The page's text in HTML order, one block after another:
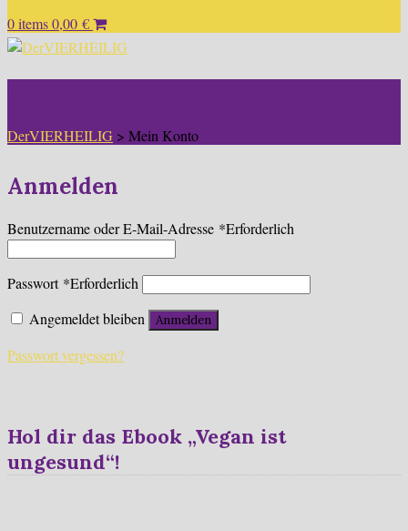
0 items0,00 €
DerVIERHEILIG > Mein Konto
Anmelden
Benutzername oder E-Mail-Adresse *Erforderlich
Passwort *Erforderlich
Angemeldet bleiben
Anmelden
Passwort vergessen?
Hol dir das Ebook „Vegan ist
ungesund“!